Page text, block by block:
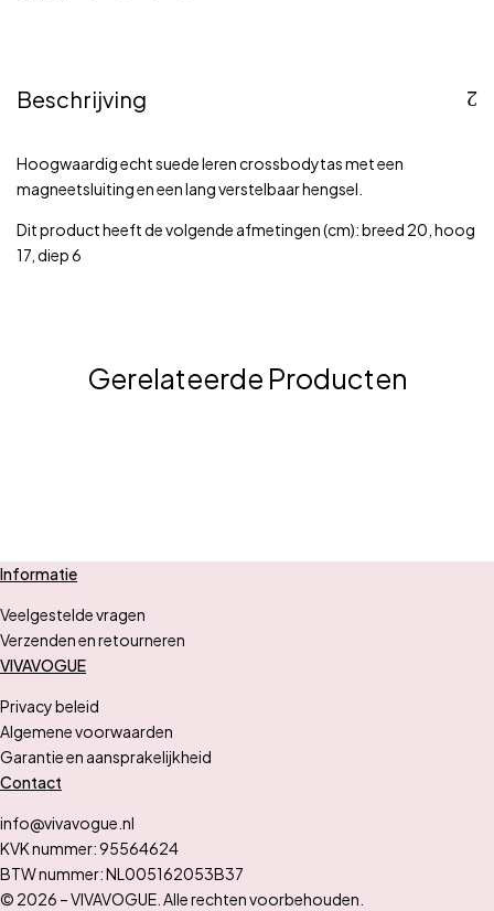
Beschrijving
Hoogwaardig echt suede leren crossbodytas met een
magneetsluiting en een lang verstelbaar hengsel.
Dit product heeft de volgende afmetingen (cm): breed 20, hoog
17, diep 6
Gerelateerde Producten
Informatie
Veelgestelde vragen
Verzenden en retourneren
VIVAVOGUE
Privacy beleid
Algemene voorwaarden
Garantie en aansprakelijkheid
Contact
info@vivavogue.nl
KVK nummer: 95564624
BTW nummer: NL005162053B37
© 2026 – VIVAVOGUE. Alle rechten voorbehouden.